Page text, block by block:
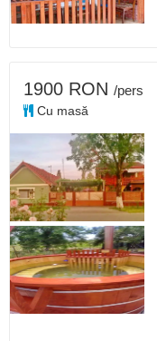
1900 RON /pers
Cu masă